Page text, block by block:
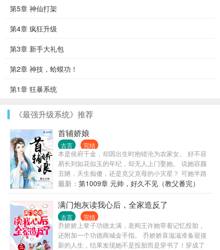
第5章 神仙打架
第4章 疯狂升级
第3章 新手大礼包
第2章 神技，蛤蟆功！
第1章 狂暴系统
《最强升级系统》推荐
首辅娇娘
古言 完结
本是侯府千金，却因出生时抱错沦为农家女。 好不容
易长到如花似玉的年纪，却无人上门娶她。 说她容颜
丑陋，天生痴傻，还是克父克母的小灾星？ 可她半路
捡来的夫君，是未来首辅。 她上山领养的小和尚，是
六国神将。 就连随手救下的老太太，竟然也是当朝太
后。 某男恶狠狠道：“娘子，谁敢欺负你，为夫把他办
了！” 神将道：“姐姐，六国疆土，你想去哪里，我都
打给你！” 太后道：“皇帝欺负娇娇了？等着！哀家这
就去把他废了！” 【明明可以凭运气却偏要靠实力的霸
王花女主】VS【深藏不露折翼少年男主】
最新： 第1009章 元帅，好久不见（教父番完）
满门炮灰读我心后，全家造反了
古言 完结
乔娇娇上辈子功德太满，老阎王许她带着记忆投胎，
还附加一个功德商城金手指。 乔娇娇喜滋滋准备迎接
新的人生，结果发现她不是投胎而是穿书了！穿成了